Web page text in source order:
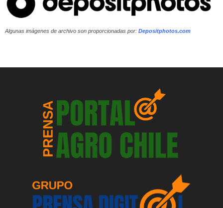
Algunas imágenes de archivo son proporcionadas por: Depositphotos.com